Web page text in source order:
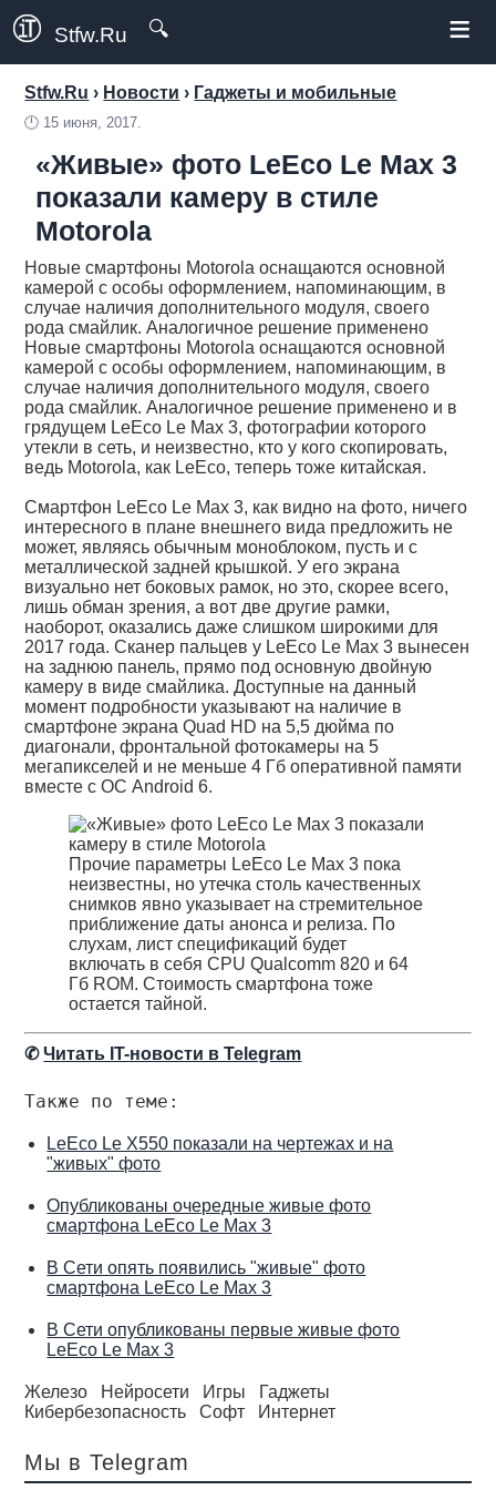
Stfw.Ru 🔍 ≡
Stfw.Ru › Новости › Гаджеты и мобильные
🕛 15 июня, 2017.
«Живые» фото LeEco Le Max 3
показали камеру в стиле
Motorola
Новые смартфоны Motorola оснащаются основной
камерой с особы оформлением, напоминающим, в
случае наличия дополнительного модуля, своего
рода смайлик. Аналогичное решение применено
Новые смартфоны Motorola оснащаются основной
камерой с особы оформлением, напоминающим, в
случае наличия дополнительного модуля, своего
рода смайлик. Аналогичное решение применено и в
грядущем LeEco Le Max 3, фотографии которого
утекли в сеть, и неизвестно, кто у кого скопировать,
ведь Motorola, как LeEco, теперь тоже китайская.
Смартфон LeEco Le Max 3, как видно на фото, ничего
интересного в плане внешнего вида предложить не
может, являясь обычным моноблоком, пусть и с
металлической задней крышкой. У его экрана
визуально нет боковых рамок, но это, скорее всего,
лишь обман зрения, а вот две другие рамки,
наоборот, оказались даже слишком широкими для
2017 года. Сканер пальцев у LeEco Le Max 3 вынесен
на заднюю панель, прямо под основную двойную
камеру в виде смайлика. Доступные на данный
момент подробности указывают на наличие в
смартфоне экрана Quad HD на 5,5 дюйма по
диагонали, фронтальной фотокамеры на 5
мегапикселей и не меньше 4 Гб оперативной памяти
вместе с ОС Android 6.
Прочие параметры LeEco Le Max 3 пока
неизвестны, но утечка столь качественных
снимков явно указывает на стремительное
приближение даты анонса и релиза. По
слухам, лист спецификаций будет
включать в себя CPU Qualcomm 820 и 64
Гб ROM. Стоимость смартфона тоже
остается тайной.
✆Читать IT-новости в Telegram
Также по теме:
LeEco Le X550 показали на чертежах и на
"живых" фото
Опубликованы очередные живые фото
смартфона LeEco Le Max 3
В Сети опять появились "живые" фото
смартфона LeEco Le Max 3
В Сети опубликованы первые живые фото
LeEco Le Max 3
Железо Нейросети Игры
Гаджеты
Кибербезопасность
Софт Интернет
Мы в Telegram